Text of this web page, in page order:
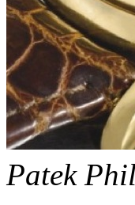
Patek